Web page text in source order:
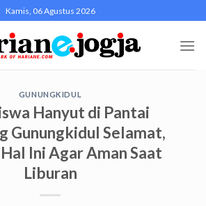
Kamis, 06 Agustus 2026
GUNUNGKIDUL
Hanyut di Pantai
Gunungkidul Selamat,
Ini Agar Aman Saat
Liburan